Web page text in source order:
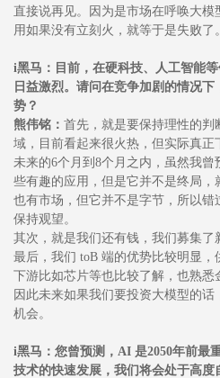
直接说再见。因为是市场在呼唤大模
用如果没有立刻火，就等于是失败了。
i黑马：目前，在硬科技、人工智能
日益激烈。请问在竞争加剧的情况
势？
熊伟铭： 首先，就是要保持理性的
域，目前看起来很火热，但实际真
未来的6个月到8个月之内，虽然我
些有趣的应用，但是它并不是终局，
也有市场，但它并不是字节，所以
保持观望。
其次，就是我们还有钱，我们募集了
最后，我们 toB 端的优势比较明显，
下游比如芯片等也比较了解，也熟悉
因此未来如果我们要投资大模型的
机会。
i黑马：您曾预测，AI 是2050年前最
技术的快速发展，我们将会处于高